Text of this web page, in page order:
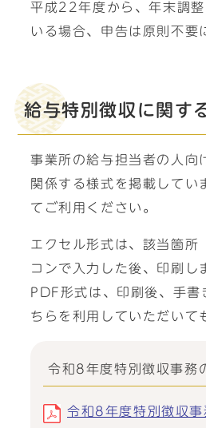
平成22年度から、年末調
いる場合、申告は原則不要
給与特別徴収に関す
事業所の給与担当者の人向
関係する様式を掲載してい
てご利用ください。
エクセル形式は、該当箇所
コンで入力した後、印刷し
PDF形式は、印刷後、手書
ちらを利用していただいて
令和8年度特別徴収事務
令和8年度特別徴収